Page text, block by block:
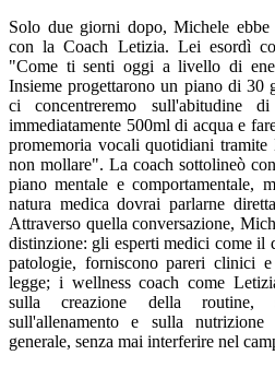
Solo due giorni dopo, Michele ebbe
con la Coach Letizia. Lei esordì
"Come ti senti oggi a livello di
Insieme progettarono un piano di 30
ci concentreremo sull'abitudine
immediatamente 500ml di acqua e
promemoria vocali quotidiani
non mollare". La coach sottolineò
piano mentale e comportamentale,
natura medica dovrai parlarne
Attraverso quella conversazione,
distinzione: gli esperti medici come il
patologie, forniscono pareri clinici
legge; i wellness coach come
sulla creazione della routine,
sull'allenamento e sulla
generale, senza mai interferire nel